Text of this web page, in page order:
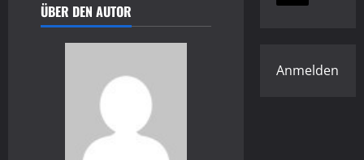
ÜBER DEN AUTOR
Anmelden